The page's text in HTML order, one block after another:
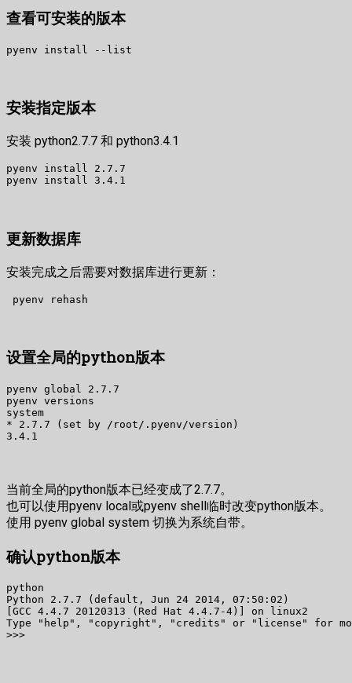
查看可安装的版本
pyenv install --list
安装指定版本
安装 python2.7.7 和 python3.4.1
pyenv install 2.7.7
pyenv install 3.4.1
更新数据库
安装完成之后需要对数据库进行更新：
pyenv rehash
设置全局的python版本
pyenv global 2.7.7
pyenv versions
system
* 2.7.7 (set by /root/.pyenv/version)
3.4.1
当前全局的python版本已经变成了2.7.7。
也可以使用pyenv local或pyenv shell临时改变python版本。
使用 pyenv global system 切换为系统自带。
确认python版本
python
Python 2.7.7 (default, Jun 24 2014, 07:50:02)
[GCC 4.4.7 20120313 (Red Hat 4.4.7-4)] on linux2
Type "help", "copyright", "credits" or "license" for
>>>